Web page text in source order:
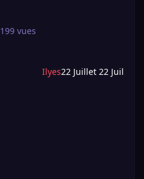
199 vues
Ilyes22 Juillet 22 Juil